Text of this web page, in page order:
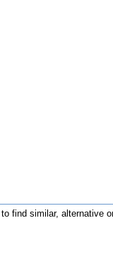
find similar, alternative